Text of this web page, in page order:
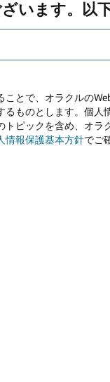
います。以
とで、オラクルの
ものとします。個
トピックを含め、オ
情報保護基本方針でご